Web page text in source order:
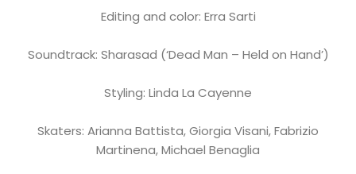
Editing and color: Erra Sarti
Soundtrack: Sharasad (‘Dead Man – Held on Hand’)
Styling: Linda La Cayenne
Skaters: Arianna Battista, Giorgia Visani, Fabrizio
Martinena, Michael Benaglia